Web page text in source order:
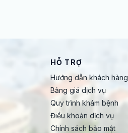
HỖ TRỢ
Hướng dẫn khách hàng
Bảng giá dịch vụ
Quy trình khám bệnh
Điều khoản dịch vụ
Chính sách bảo mật